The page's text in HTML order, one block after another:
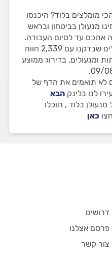
מומלצים בלוד? היכנסו
מנעולן בביטחון ובראש
אתכם עד לסיום העבודה.
באתר מופיעים 6 פורצי מנעולים שבדקנו עם 2,339 חוות
ומנעולים, בדירוג ממוצע
לא תואמים את הדף של
לנו בלינק הבא
בלוד , תוכלו
כאן
דרושים
פרסם אצלנו
צור קשר